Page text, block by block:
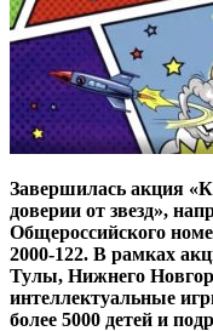
Завершилась акция
доверии от звезд»,
Общероссийского
2000-122. В рамках
Тулы, Нижнего
интеллектуальные
более 5000 детей и